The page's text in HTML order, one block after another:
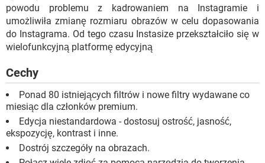
powodu problemu z kadrowaniem na Instagramie i
umożliwiła zmianę rozmiaru obrazów w celu dopasowania
do Instagrama. Od tego czasu Instasize przekształciło się w
wielofunkcyjną platformę edycyjną
Cechy
Ponad 80 istniejących filtrów i nowe filtry wydawane co
miesiąc dla członków premium.
Edycja niestandardowa - dostosuj ostrość, jasność,
ekspozycję, kontrast i inne.
Dostrój szczegóły na obrazach.